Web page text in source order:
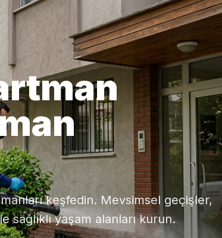
keşfedin. Mevsimsel geçişler,
yaşam alanları kurun.